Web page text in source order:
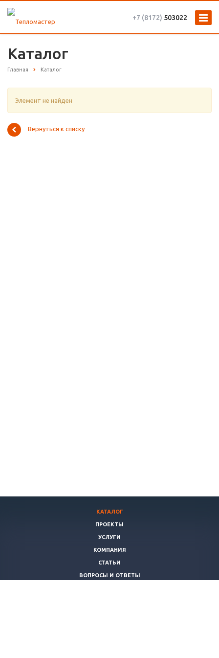
+7 (8172) 503022
Каталог
Главная Каталог
Элемент не найден
Вернуться к списку
КАТАЛОГ
ПРОЕКТЫ
УСЛУГИ
КОМПАНИЯ
СТАТЬИ
ВОПРОСЫ И ОТВЕТЫ